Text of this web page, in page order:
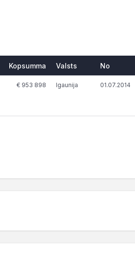
Kopsumma Valsts No
€ 953 898 Igaunija 01.07.2014